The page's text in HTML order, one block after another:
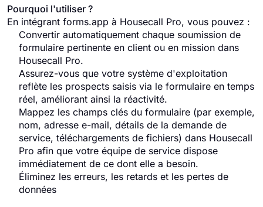
Pourquoi l'utiliser ?
En intégrant forms.app à Housecall Pro, vous pouvez :
Convertir automatiquement chaque soumission de
formulaire pertinente en client ou en mission dans
Housecall Pro.
Assurez-vous que votre système d'exploitation
reflète les prospects saisis via le formulaire en temps
réel, améliorant ainsi la réactivité.
Mappez les champs clés du formulaire (par exemple,
nom, adresse e-mail, détails de la demande de
service, téléchargements de fichiers) dans Housecall
Pro afin que votre équipe de service dispose
immédiatement de ce dont elle a besoin.
Éliminez les erreurs, les retards et les pertes de
données